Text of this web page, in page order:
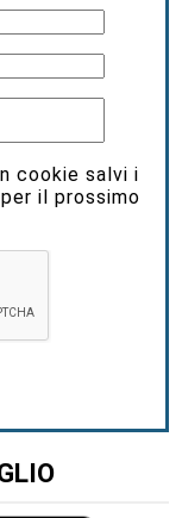
cookie salvi i
il prossimo